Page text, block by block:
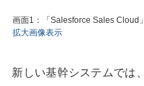
画面1：「Salesforce Sales Cloud
拡大画像表示
新しい基幹システムでは